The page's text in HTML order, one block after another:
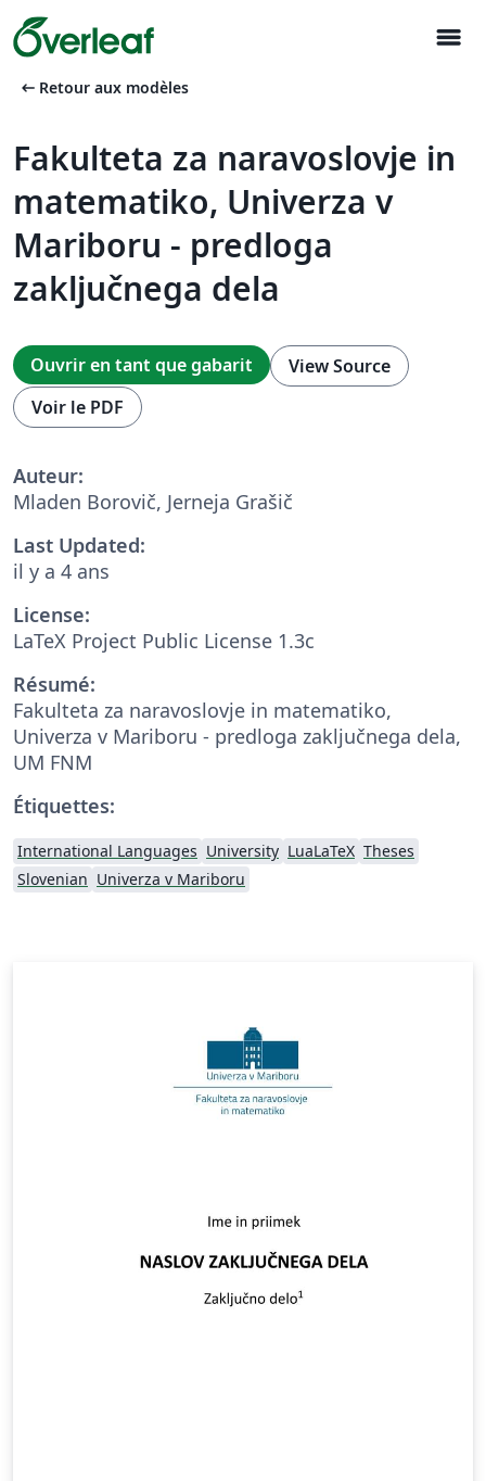
menu
arrow_left_alt Retour aux modèles
Fakulteta za naravoslovje in
matematiko, Univerza v
Mariboru - predloga
zaključnega dela
Ouvrir en tant que gabarit
View Source
Voir le PDF
Auteur:
Mladen Borovič, Jerneja Grašič
Last Updated:
il y a 4 ans
License:
LaTeX Project Public License 1.3c
Résumé:
Fakulteta za naravoslovje in matematiko,
Univerza v Mariboru - predloga zaključnega dela,
UM FNM
Étiquettes:
International Languages University LuaLaTeX Theses
Slovenian Univerza v Mariboru